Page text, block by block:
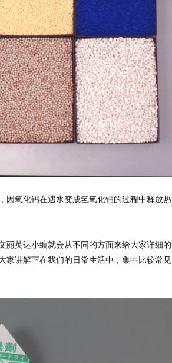
因氧化钙在遇水变成氢氧化钙的过程中释放热
丽英达小编就会从不同的方面来给大家详细的
家讲解下在我们的日常生活中，集中比较常见